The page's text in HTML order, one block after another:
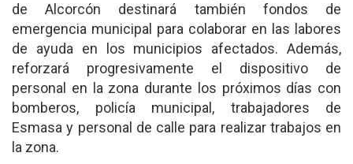
de Alcorcón destinará también fondos de
emergencia municipal para colaborar en las labores
de ayuda en los municipios afectados. Además,
reforzará progresivamente el dispositivo de
personal en la zona durante los próximos días con
bomberos, policía municipal, trabajadores de
Esmasa y personal de calle para realizar trabajos en
la zona.